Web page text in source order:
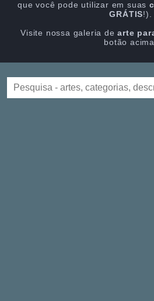
que você pode utilizar em suas
GRÁTIS!).
Visite nossa galeria dearte
botão acima.